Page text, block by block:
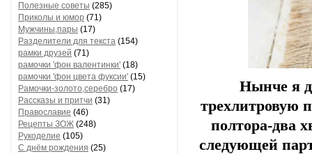
Полезные советы (285)
Приколы и юмор (71)
Мужчины,пары (17)
Разделители для текста (154)
рамки друзей (71)
рамочки 'фон валентинки' (18)
рамочки 'фон цвета фуксии' (15)
Рамочки-золото,серебро (17)
Рассказы и притчи (31)
Православие (46)
Рецепты ЗОЖ (248)
Рукоделие (105)
С днём рождения (25)
Нынче я
трехлитровую
полтора-два
следующей